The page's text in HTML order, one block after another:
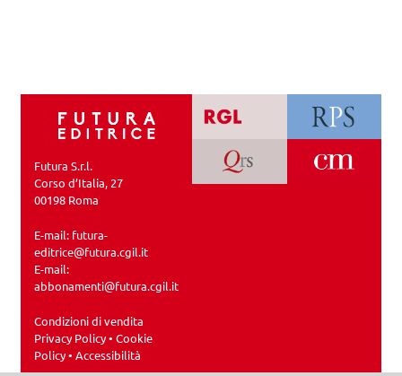
Futura S.r.l.
Corso d’Italia, 27
00198 Roma
E-mail: futura-
editrice@futura.cgil.it
E-mail:
abbonamenti@futura.cgil.it
Condizioni di vendita
Privacy Policy•Cookie
Policy•Accessibilità